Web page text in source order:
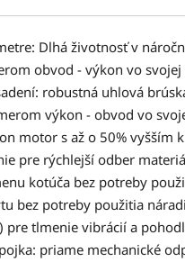
Dlhá životnosť v
obvod - výkon vo
robustná uhlová
výkon - obvod vo
motor s až o 50% vyšším
pre rýchlejší odber
kotúča bez potreby
bez potreby použitia
pre tlmenie vibrácií a
priame mechanické